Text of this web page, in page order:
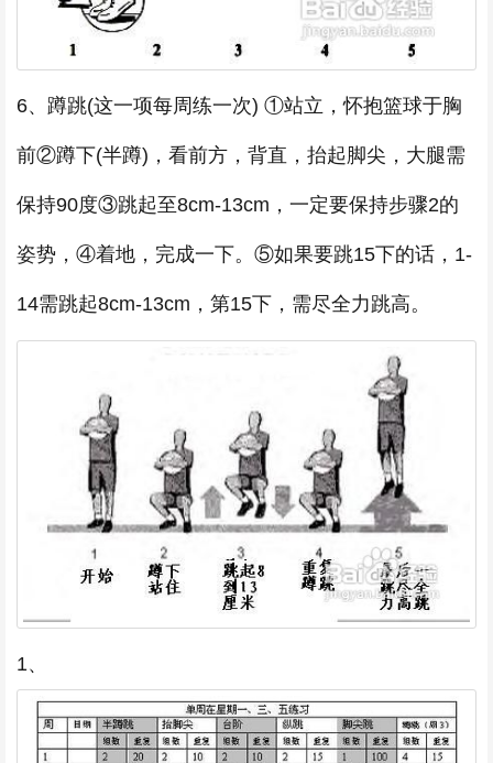
6、蹲跳(这一项每周练一次) ①站立，怀抱篮球于胸
前②蹲下(半蹲)，看前方，背直，抬起脚尖，大腿需
保持90度③跳起至8cm-13cm，一定要保持步骤2的
姿势，④着地，完成一下。⑤如果要跳15下的话，1-
14需跳起8cm-13cm，第15下，需尽全力跳高。
1、